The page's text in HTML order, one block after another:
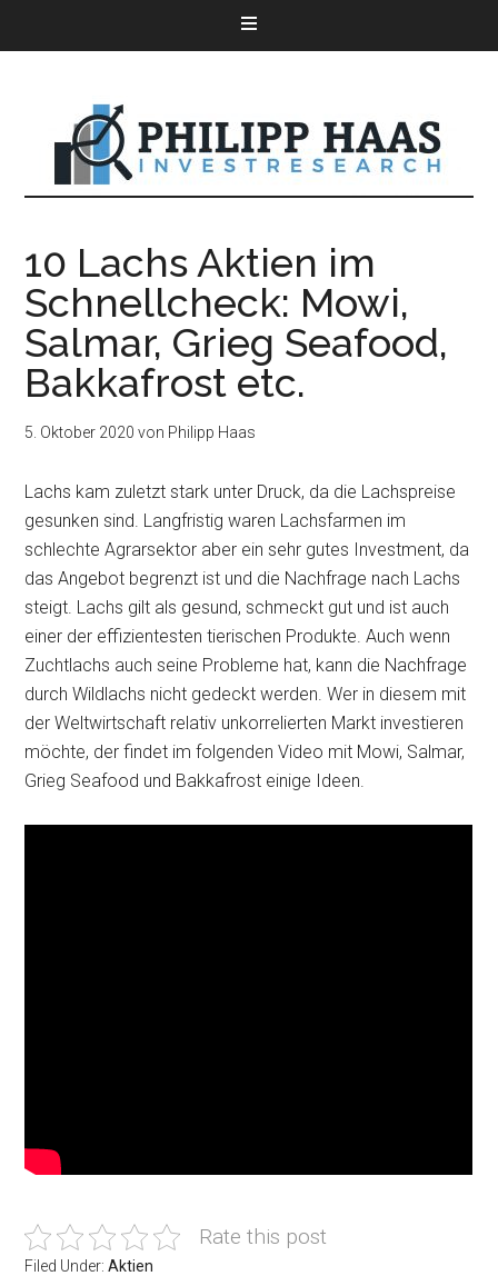
10 Lachs Aktien im
Schnellcheck: Mowi,
Salmar, Grieg Seafood,
Bakkafrost etc.
5. Oktober 2020 von Philipp Haas
Lachs kam zuletzt stark unter Druck, da die Lachspreise
gesunken sind. Langfristig waren Lachsfarmen im
schlechte Agrarsektor aber ein sehr gutes Investment, da
das Angebot begrenzt ist und die Nachfrage nach Lachs
steigt. Lachs gilt als gesund, schmeckt gut und ist auch
einer der effizientesten tierischen Produkte. Auch wenn
Zuchtlachs auch seine Probleme hat, kann die Nachfrage
durch Wildlachs nicht gedeckt werden. Wer in diesem mit
der Weltwirtschaft relativ unkorrelierten Markt investieren
möchte, der findet im folgenden Video mit Mowi, Salmar,
Grieg Seafood und Bakkafrost einige Ideen.
Rate this post
Filed Under:Aktien